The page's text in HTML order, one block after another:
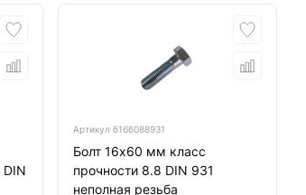
Артикул б166088931
Болт 16х60 мм класс
прочности 8.8 DIN 931
неполная резьба